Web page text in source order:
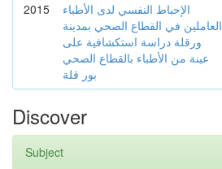
2015
الإحباط النفسي لدى الأطباء
العاملين في القطاع الصحي بمدينة
ورقلة دراسة استكشافية على
عينة من الأطباء بالقطاع الصحي
بور قلة
Discover
Subject